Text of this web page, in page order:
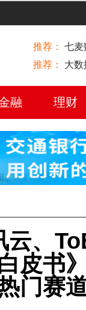
推荐：
七麦
推荐：
大数
融 理财
云、
皮书
门赛